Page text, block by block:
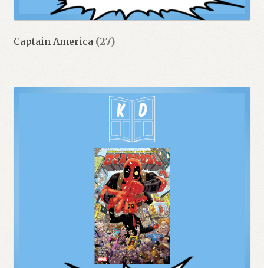
Captain America (27)